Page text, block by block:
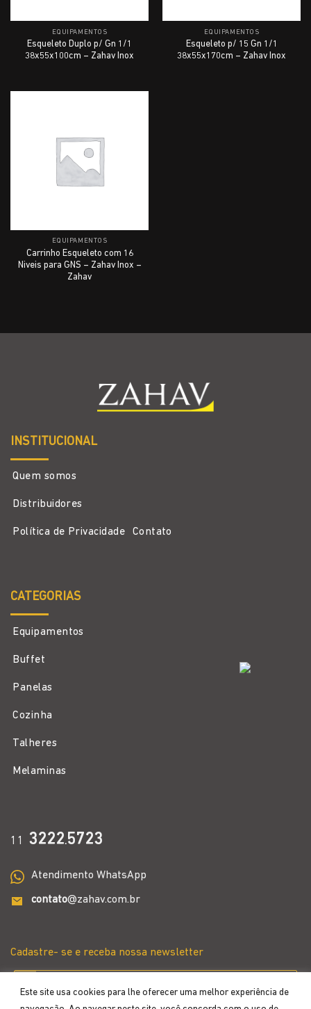
Este site usa cookies para lhe oferecer uma melhor experiência de
EQUIPAMENTOS
Esqueleto Duplo p/ Gn 1/1
38x55x100cm – Zahav Inox
EQUIPAMENTOS
Esqueleto p/ 15 Gn 1/1
38x55x170cm – Zahav Inox
EQUIPAMENTOS
Carrinho Esqueleto com 16
Niveis para GNS – Zahav Inox –
Zahav
INSTITUCIONAL
Quem somos
Distribuidores
Política de Privacidade Contato
CATEGORIAS
Equipamentos
Buffet
Panelas
Cozinha
Talheres
Melaminas
11 3222.5723
Atendimento WhatsApp
contato@zahav.com.br
Cadastre- se e receba nossa newsletter